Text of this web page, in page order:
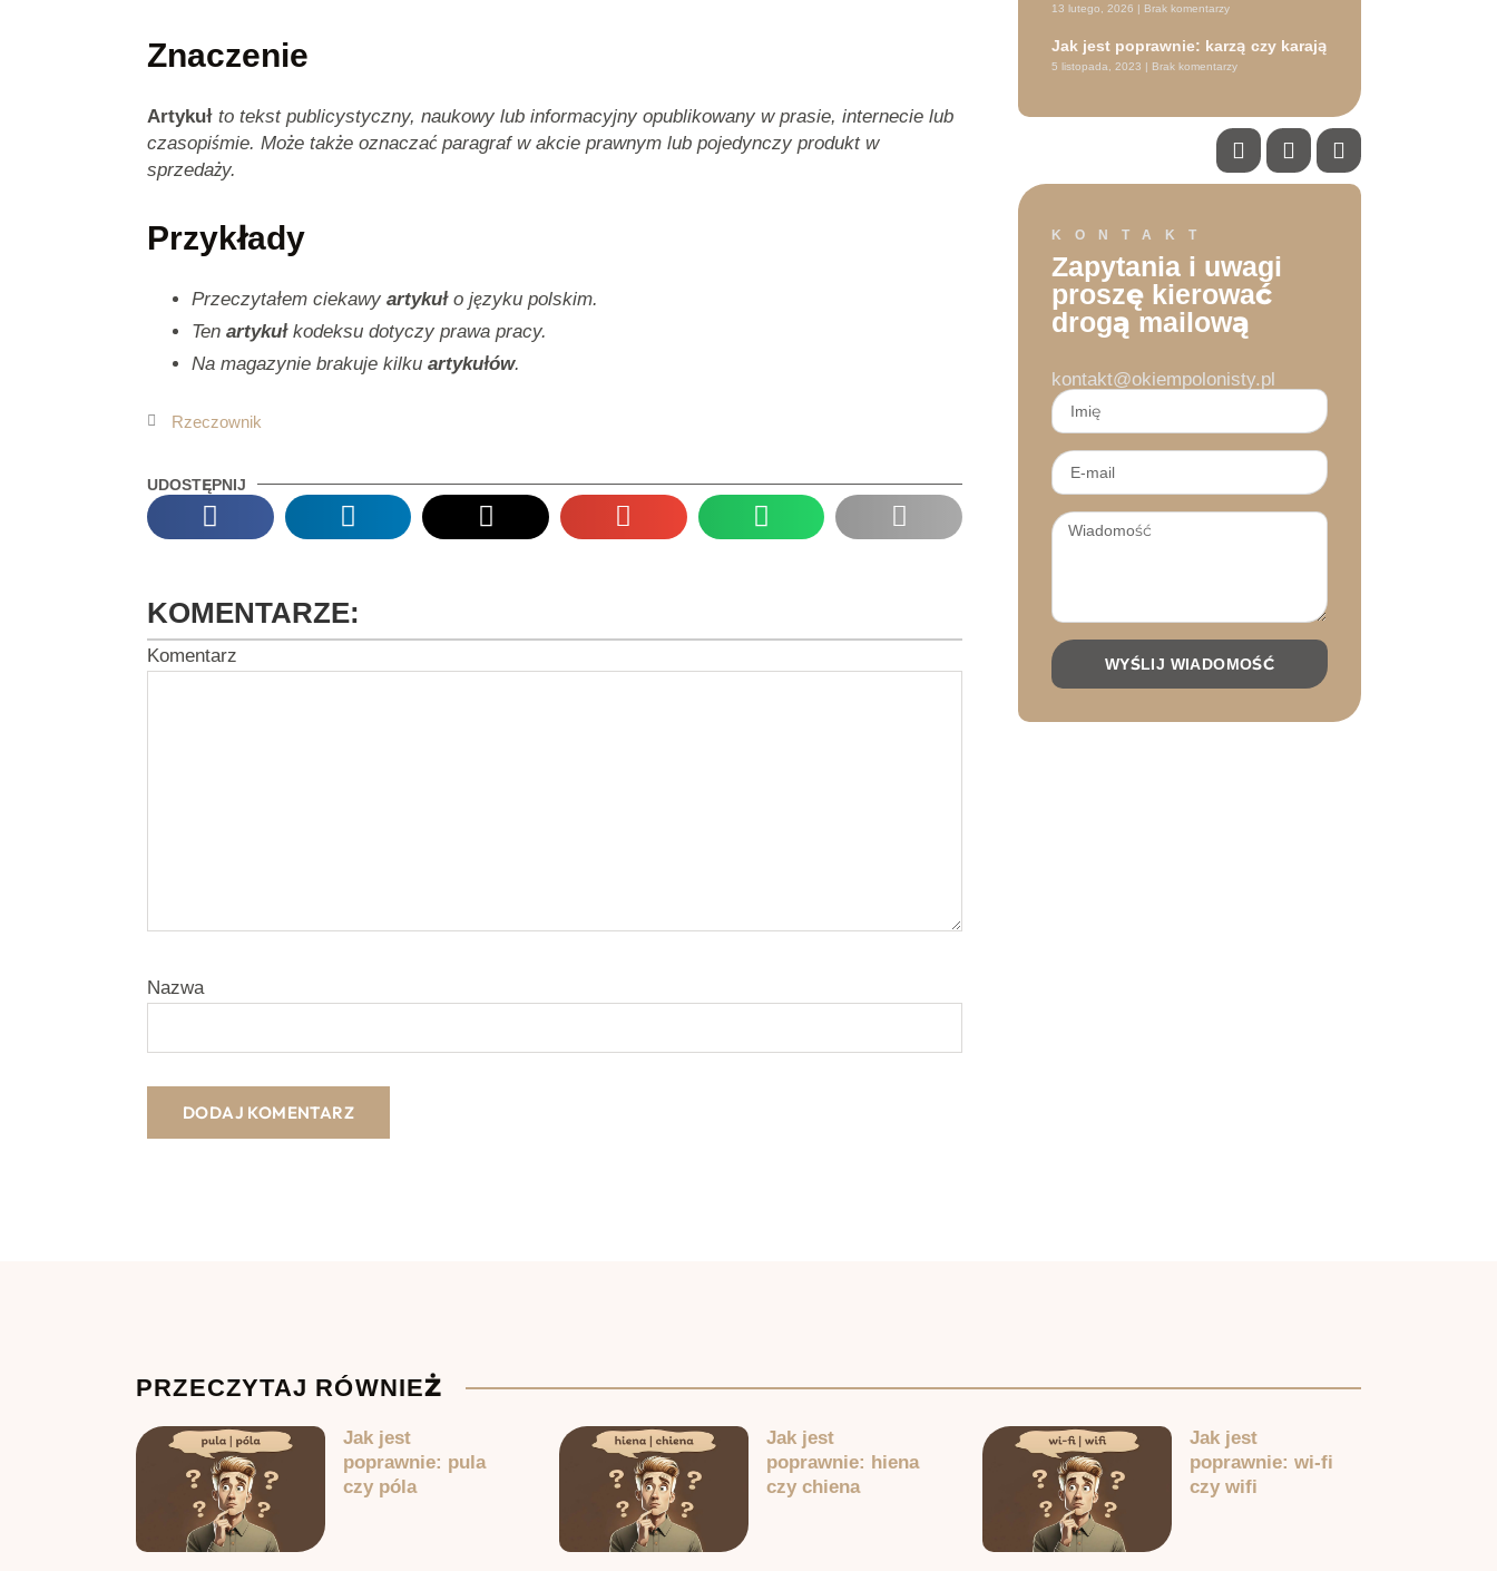
Znaczenie
Artykuł to tekst publicystyczny, naukowy lub informacyjny opublikowany w prasie, internecie lub
czasopiśmie. Może także oznaczać paragraf w akcie prawnym lub pojedynczy produkt w
sprzedaży.
Przykłady
Przeczytałem ciekawy artykuło języku polskim.
Ten artykułkodeksu dotyczy prawa pracy.
Na magazynie brakuje kilku artykułów.
Rzeczownik
UDOSTĘPNIJ
KOMENTARZE:
Komentarz
Nazwa
13 lutego, 2026 Brak komentarzy
Jak jest poprawnie: karzą czy karają
5 listopada, 2023 Brak komentarzy
KONTAKT
Zapytania i uwagi
proszę kierować
drogą mailową
kontakt@okiempolonisty.pl
WYŚLIJ WIADOMOŚĆ
PRZECZYTAJ RÓWNIEŻ
Jak jest
poprawnie: pula
czy póla
Jak jest
poprawnie: hiena
czy chiena
Jak jest
poprawnie: wi-fi
czy wifi